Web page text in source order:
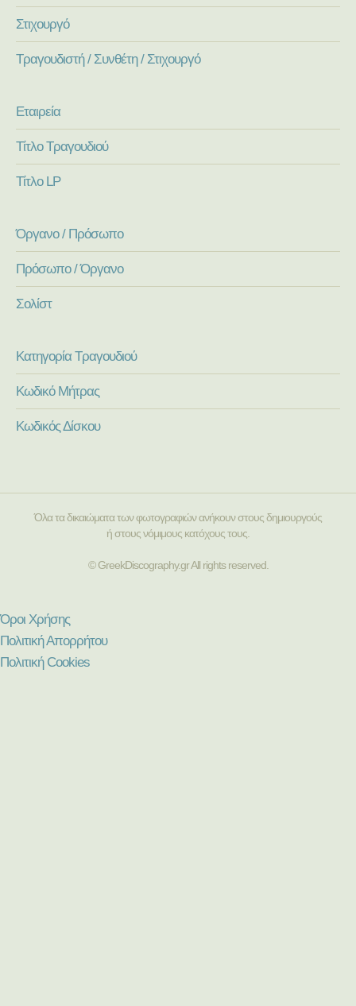
Στιχουργό
Τραγουδιστή / Συνθέτη / Στιχουργό
Εταιρεία
Τίτλο Τραγουδιού
Τίτλο LP
Όργανο / Πρόσωπο
Πρόσωπο / Όργανο
Σολίστ
Κατηγορία Τραγουδιού
Κωδικό Μήτρας
Κωδικός Δίσκου
Όλα τα δικαιώματα των φωτογραφιών ανήκουν στους δημιουργούς
ή στους νόμιμους κατόχους τους.
© GreekDiscography.gr All rights reserved.
Όροι Χρήσης
Πολιτική Απορρήτου
Πολιτική Cookies